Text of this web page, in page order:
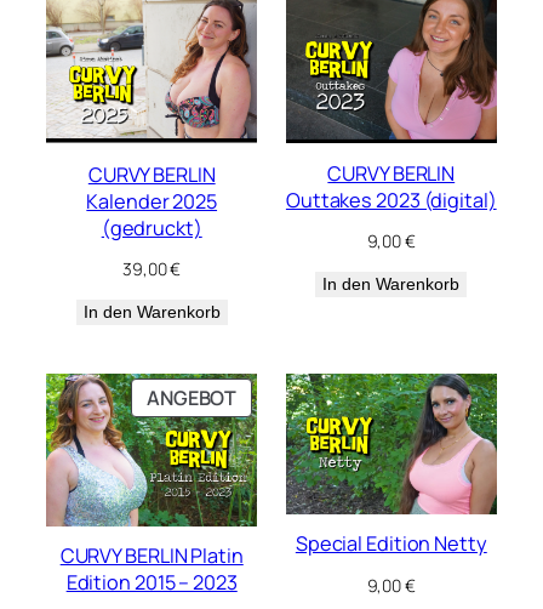
CURVY BERLIN
Kalender 2025
(gedruckt)
39,00€
In den Warenkorb
CURVY BERLIN
Outtakes 2023 (digital)
9,00€
In den Warenkorb
ANGEBOTPRODUKT
IM
ANGEBOT
CURVY BERLIN Platin
Edition 2015 – 2023
Special Edition Netty
9,00€